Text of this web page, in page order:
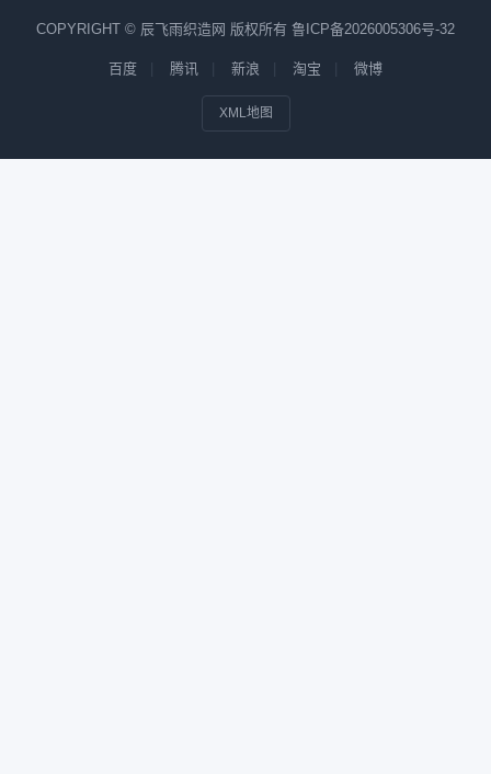
COPYRIGHT © 辰飞雨织造网 版权所有 鲁ICP备2026005306号-32
百度 腾讯 新浪 淘宝 微博
XML地图